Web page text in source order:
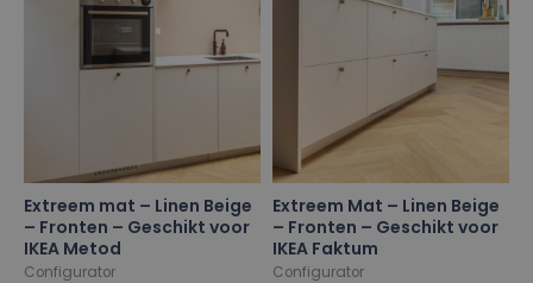
Extreem mat – Linen Beige
– Fronten – Geschikt voor
IKEA Metod
Configurator
Extreem Mat – Linen Beige
– Fronten – Geschikt voor
IKEA Faktum
Configurator